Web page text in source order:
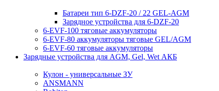
Батареи тип 6-DZF-20 / 22 GEL-AGM
Зарядное устройства для 6-DZF-20
6-EVF-100 тяговые аккумуляторы
6-EVF-80 аккумуляторы тяговые GEL/AGM
6-EVF-60 тяговые аккумуляторы
Зарядные устройства для AGM, Gel, Wet АКБ
Кулон - универсальные ЗУ
ANSMANN